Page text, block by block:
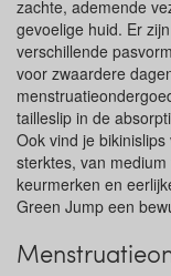
zachte, ademende
gevoelige huid. Er
verschillende
voor zwaardere
tailleslip in de
Ook vind je
sterktes, van
keurmerken en
Green Jump een